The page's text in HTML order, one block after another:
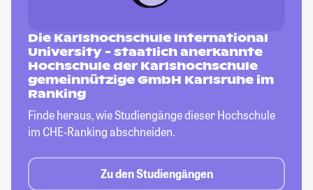
Die Karlshochschule International
University - staatlich anerkannte
Hochschule der Karlshochschule
gemeinnützige GmbH Karlsruhe im
Ranking
Finde heraus, wie Studiengänge dieserHochschule
im CHE-Ranking abschneiden.
Zu den Studiengängen